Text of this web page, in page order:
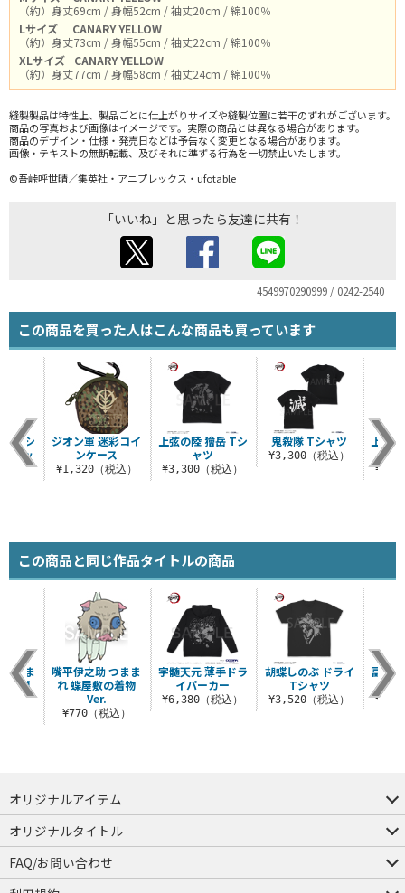
（約）身丈69cm / 身幅52cm / 袖丈20cm / 綿100％
Lサイズ
CANARY YELLOW
（約）身丈73cm / 身幅55cm / 袖丈22cm / 綿100％
XLサイズ
CANARY YELLOW
（約）身丈77cm / 身幅58cm / 袖丈24cm / 綿100％
縫製製品は特性上、製品ごとに仕上がりサイズや縫製位置に若干のずれがございます。
商品の写真および画像はイメージです。実際の商品とは異なる場合があります。
商品のデザイン・仕様・発売日などは予告なく変更となる場合があります。
画像・テキストの無断転載、及びそれに準ずる行為を一切禁止いたします。
©吾峠呼世晴／集英社・アニプレックス・ufotable
「いいね」と思ったら友達に共有！
4549970290999 / 0242-2540
この商品を買った人はこんな商品も買っています
上弦の陸 獪岳 Tシ
ャツ
¥3,300（税込）
鬼殺隊 Tシャツ
¥3,300（税込）
上弦
クシ
バッ
ジオン軍 迷彩コイ
ンケース
¥1,320（税込）
この商品と同じ作品タイトルの商品
宇髄天元 薄手ドラ
イパーカー
¥6,380（税込）
胡蝶しのぶ ドライ
Tシャツ
¥3,520（税込）
冨岡
まま
里編
嘴平伊之助 つまま
れ 蝶屋敷の着物
Ver.
¥770（税込）
オリジナルアイテム
つままれ
つかまれ
ピョコッテ
オリジナルタイトル
アイテムヤ
ミスカトニック大學購買部
FAQ/お問い合わせ
FAQ
お問い合わせ